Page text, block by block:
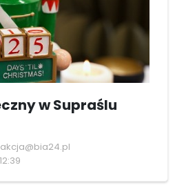
w Supraślu